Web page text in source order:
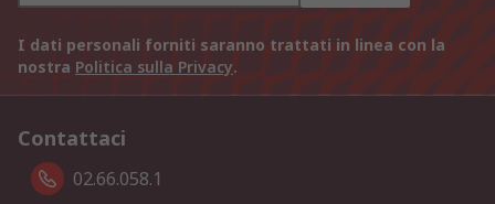
I dati personali forniti saranno trattati in linea con la
nostra Politica sulla Privacy.
Contattaci
02.66.058.1